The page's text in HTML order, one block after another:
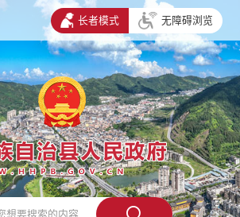
长者模式 无障碍浏览